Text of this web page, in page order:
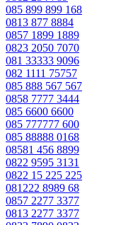
085 899 899 168
0813 877 8884
0857 1899 1889
0823 2050 7070
081 33333 9096
082 1111 75757
085 888 567 567
0858 7777 3444
085 6600 6600
085 777777 600
085 88888 0168
08581 456 8899
0822 9595 3131
0822 15 225 225
081222 8989 68
0857 2277 3377
0813 2277 3377